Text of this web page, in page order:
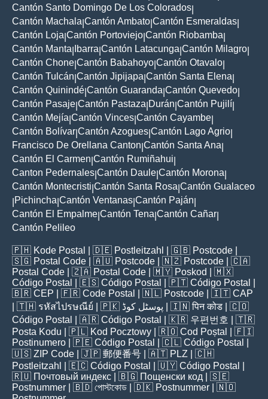
Cantón Santo Domingo De Los Colorados
Cantón Machala Cantón Ambato Cantón Esmeraldas
Cantón Loja Cantón Portoviejo Cantón Riobamba
Cantón Manta
Ibarra Cantón Latacunga Cantón Milagro
Cantón Chone Cantón Babahoyo Cantón Otavalo
Cantón Tulcán Cantón Jipijapa Cantón Santa Elena
Cantón Quinindé Cantón Guaranda Cantón Quevedo
Cantón Pasaje Cantón Pastaza Durán Cantón Pujilí
Cantón Mejía Cantón Vinces Cantón Cayambe
Cantón Bolívar Cantón Azogues Cantón Lago Agrio
Francisco De Orellana Canton Cantón Santa Ana
Cantón El Carmen Cantón Rumiñahui
Canton Pedernales Cantón Daule Cantón Morona
Cantón Montecristi Cantón Santa Rosa Cantón Gualaceo
Pichincha Cantón Ventanas Cantón Paján
Cantón El Empalme Cantón Tena Cantón Cañar
Cantón Pelileo
🇵🇭 Kode Postal | 🇩🇪 Postleitzahl | 🇬🇧 Postcode
🇸🇬 Postal Code | 🇦🇺 Postcode | 🇳🇿 Postcode | 🇨🇦
Postal Code | 🇿🇦 Postal Code | 🇲🇾 Poskod
| 🇲🇽
Código Postal
| 🇪🇸 Código Postal | 🇵🇹 Código Postal
🇧🇷 CEP | 🇫🇷 Code Postal | 🇳🇱 Postcode | 🇮🇹 CAP
| 🇹🇭 รหัสไปรษณีย์ | 🇵🇰 پوسٹل کوڈ | 🇮🇳पिन कोड | 🇨🇴
Código Postal
| 🇦🇷 Código Postal | 🇰🇷 우편번호
| 🇹🇷
Posta Kodu | 🇵🇱 Kod Pocztowy | 🇷🇴 Cod Poștal
| 🇫🇮
Postinumero | 🇵🇪 Código Postal | 🇨🇱 Código Postal
🇺🇸 ZIP Code | 🇯🇵 郵便番号 | 🇦🇹 PLZ | 🇨🇭
Postleitzahl
| 🇪🇨 Código Postal | 🇺🇾 Código Postal
🇷🇺 Почтовый индекс | 🇧🇬 Пощенски код | 🇸🇪
Postnummer | 🇧🇩 পোস্টকোড | 🇩🇰 Postnummer | 🇳🇴